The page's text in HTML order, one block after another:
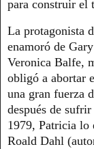
para construir el
La protagonista
enamoró de
Veronica Balfe,
obligó a abortar
una gran fuerza
después de
1979, Patricia lo
Roald Dahl